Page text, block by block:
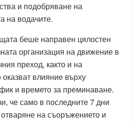
и подобряване на
на водачите.
беше направен цялостен
организация на движение в
преход, както и на
влияние върху
и времето за преминаване.
че само в последните 7 дни
на съоръжението и